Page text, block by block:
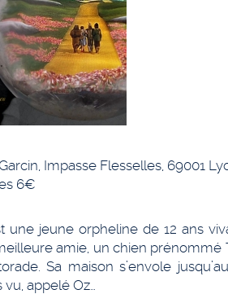
Impasse Flesselles, 69001
6€
une jeune orpheline de 12 ans
amie, un chien prénommé
Sa maison s’envole
vu, appelé Oz…